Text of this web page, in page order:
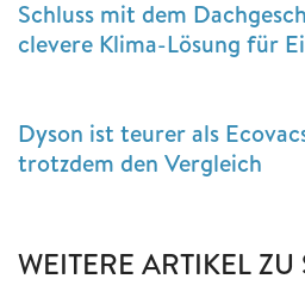
Schluss mit dem
clevere Klima-Lösung für
Dyson ist teurer als
trotzdem den Vergleich
WEITERE ARTIKEL